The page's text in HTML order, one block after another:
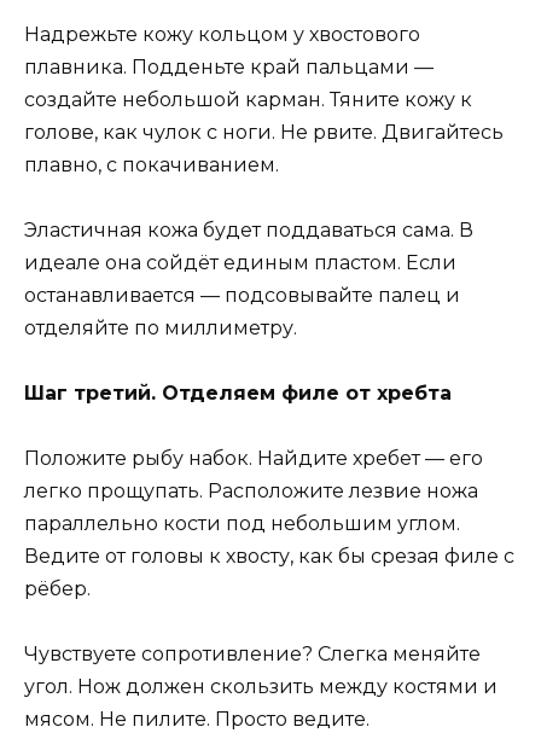
Надрежьте кожу кольцом у хвостового
плавника. Подденьте край пальцами —
создайте небольшой карман. Тяните кожу к
голове, как чулок с ноги. Не рвите. Двигайтесь
плавно, с покачиванием.
Эластичная кожа будет поддаваться сама. В
идеале она сойдёт единым пластом. Если
останавливается — подсовывайте палец и
отделяйте по миллиметру.
Шаг третий. Отделяем филе от хребта
Положите рыбу набок. Найдите хребет — его
легко прощупать. Расположите лезвие ножа
параллельно кости под небольшим углом.
Ведите от головы к хвосту, как бы срезая филе с
рёбер.
Чувствуете сопротивление? Слегка меняйте
угол. Нож должен скользить между костями и
мясом. Не пилите. Просто ведите.